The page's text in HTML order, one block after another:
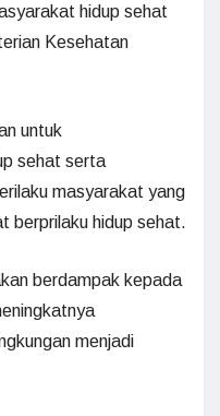
hidup sehat
Kesehatan
untuk
sehat serta
masyarakat yang
berprilaku hidup sehat.
berdampak kepada
menjadi